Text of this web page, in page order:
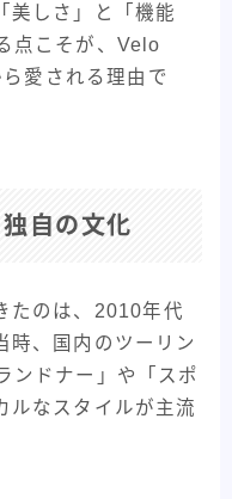
美しさ」と「機能
点こそが、Velo
愛される理由で
自の文化
たのは、2010年代
時、国内のツーリン
ンドナー」や「スポ
ルなスタイルが主流